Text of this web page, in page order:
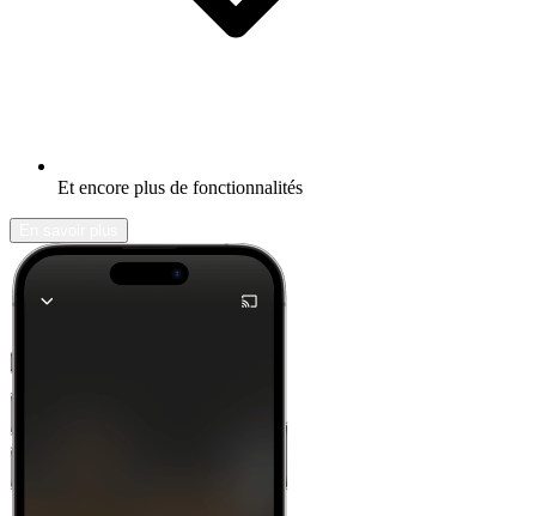
Et encore plus de fonctionnalités